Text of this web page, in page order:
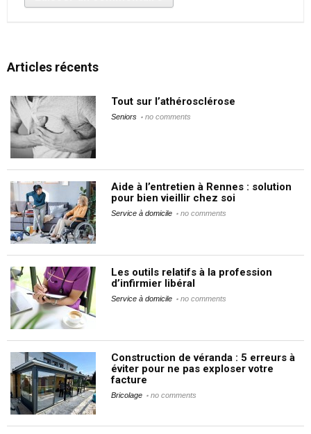
Articles récents
Tout sur l’athérosclérose
Seniors no comments
Aide à l’entretien à Rennes : solution
pour bien vieillir chez soi
Service à domicile no comments
Les outils relatifs à la profession
d’infirmier libéral
Service à domicile no comments
Construction de véranda : 5 erreurs à
éviter pour ne pas exploser votre
facture
Bricolage no comments